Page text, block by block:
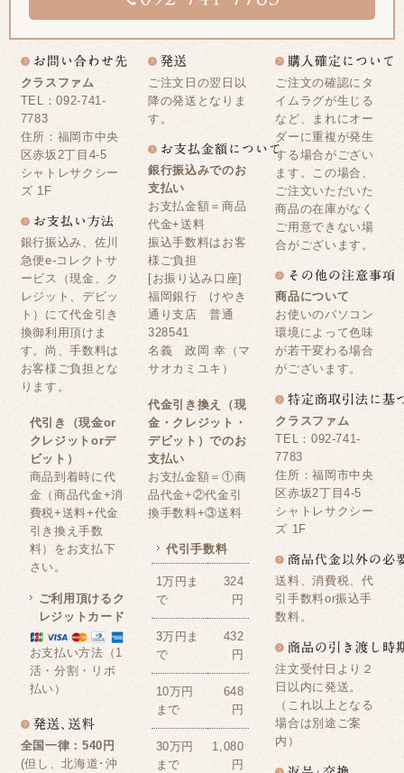
クラスファム
TEL：092-741-
7783
住所：福岡市中央
区赤坂2丁目4-5
シャトレサクシー
ズ 1F
銀行振込み、佐川
急便e-コレクトサ
ービス（現金、ク
レジット、デビッ
ト）にて代金引き
換御利用頂けま
す。尚、手数料は
お客様ご負担とな
ります。
代引き（現金or
クレジットorデ
ビット）
商品到着時に代
金（商品代金+消
費税+送料+代金
引き換え手数
料）をお支払下
さい。
ご利用頂けるク
レジットカード
お支払い方法（1
活・分割・リボ
払い）
全国一律：540円
(但し、北海道･沖
ご注文日の翌日以
降の発送となりま
す。
銀行振込みでのお
支払い
お支払金額＝商品
代金+送料
振込手数料はお客
様ご負担
[お振り込み口座]
福岡銀行 けやき
通り支店 普通
328541
名義 政岡 幸（マ
サオカミユキ）
代金引き換え（現
金・クレジット・
デビット）でのお
支払い
お支払金額＝①商
品代金+②代金引
換手数料+③送料
代引手数料
1万円ま
で
324
円
3万円ま
で
432
円
10万円
まで
648
円
30万円
まで
1,080
円
ご注文の確認にタ
イムラグが生じる
など、まれにオー
ダーに重複が発生
する場合がござい
ます。この場合、
ご注文いただいた
商品の在庫がなく
ご用意できない場
合がございます。
商品について
お使いのパソコン
環境によって色味
が若干変わる場合
がございます。
クラスファム
TEL：092-741-
7783
住所：福岡市中央
区赤坂2丁目4-5
シャトレサクシー
ズ 1F
送料、消費税、代
引手数料or振込手
数料。
注文受付日より２
日以内に発送。
（これ以上となる
場合は別途ご案
内）